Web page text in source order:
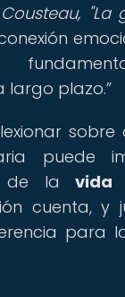
largo plazo.
puede
de lavida
cuenta, y
para